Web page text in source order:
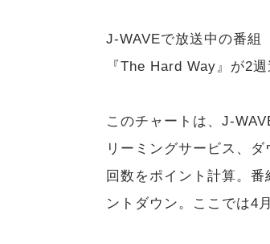
J-WAVEで放送中の番
『The Hard Way』が2
このチャートは、J-
リーミングサービス、
回数をポイント計算。
ントダウン。ここでは4